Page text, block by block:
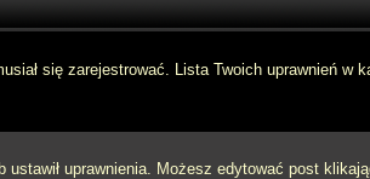
się zarejestrować. Lista Twoich uprawnień w
uprawnienia. Możesz edytować post